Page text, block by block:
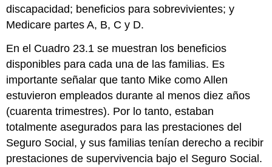
discapacidad; beneficios para sobrevivientes; y
Medicare partes A, B, C y D.
En el Cuadro 23.1 se muestran los beneficios
disponibles para cada una de las familias. Es
importante señalar que tanto Mike como Allen
estuvieron empleados durante al menos diez años
(cuarenta trimestres). Por lo tanto, estaban
totalmente asegurados para las prestaciones del
Seguro Social, y sus familias tenían derecho a recibir
prestaciones de supervivencia bajo el Seguro Social.